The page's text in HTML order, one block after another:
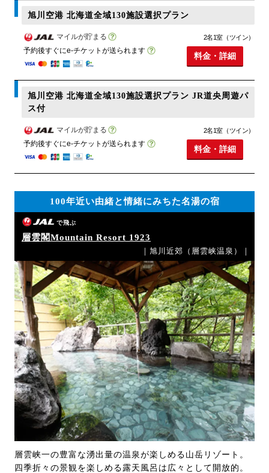
旭川空港 北海道全域130施設選択プラン
マイルが貯まる
予約後すぐにe-チケットが送られます
2名1室（ツイン）
料金・詳細
旭川空港 北海道全域130施設選択プラン JR道央周遊パ
ス付
マイルが貯まる
予約後すぐにe-チケットが送られます
2名1室（ツイン）
料金・詳細
100年近い由緒と情緒にみちた名湯の宿
で飛ぶ
層雲閣Mountain Resort 1923
｜旭川近郊（層雲峡温泉）｜
層雲峡一の豊富な湧出量の温泉が楽しめる山岳リゾート。
四季折々の景観を楽しめる露天風呂は広々として開放的。